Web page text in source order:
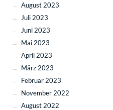
August 2023
Juli 2023
Juni 2023
Mai 2023
April 2023
März 2023
Februar 2023
November 2022
August 2022